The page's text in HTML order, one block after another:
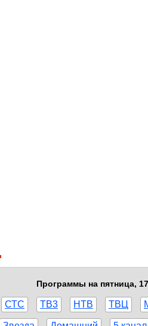
Программы на пятница,
СТС ТВ3 НТВ ТВЦ